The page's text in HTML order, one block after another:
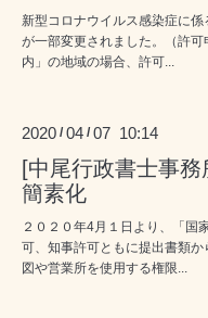
新型コロナウイルス感染症に
が一部変更されました。（許
内」の地域の場合、許可...
2020 /04 /07 10:14
[中尾行政書士事
簡素化
２０２０年4月１日より、「国
可、知事許可ともに提出書類
図や営業所を使用する権限...